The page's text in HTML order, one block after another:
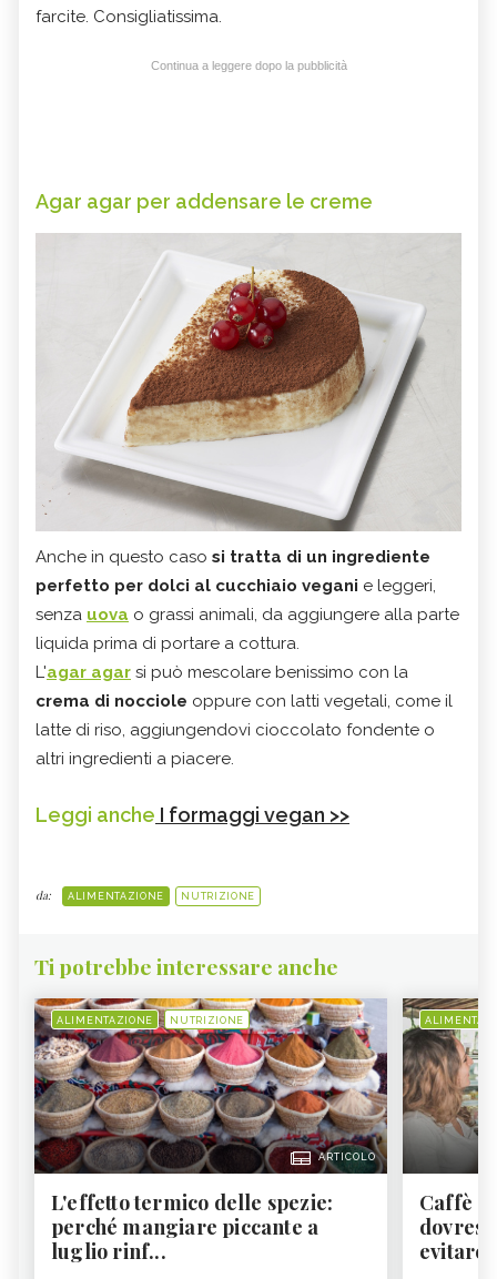
farcite. Consigliatissima.
Continua a leggere dopo la pubblicità
Agar agar per addensare le creme
Anche in questo caso si tratta di un ingrediente
perfetto per dolci al cucchiaio vegani e leggeri,
senza uova o grassi animali, da aggiungere alla parte
liquida prima di portare a cottura.
L'agar agar si può mescolare benissimo con la
crema di nocciole oppure con latti vegetali, come il
latte di riso, aggiungendovi cioccolato fondente o
altri ingredienti a piacere.
Leggi anche I formaggi vegan >>
da: ALIMENTAZIONE NUTRIZIONE
Ti potrebbe interessare anche
ALIMENTAZIONE NUTRIZIONE
ARTICOLO
L'effetto termico delle spezie:
perché mangiare piccante a
luglio rinf...
Caffè
evitare